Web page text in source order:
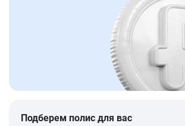
Подберем полис для вас